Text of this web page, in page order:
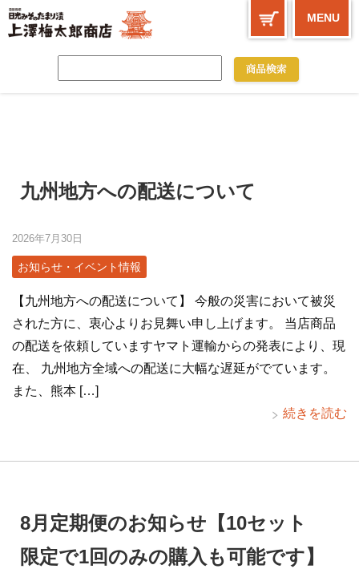
MENU
九州地方への配送について
2026年7月30日
お知らせ・イベント情報
【九州地方への配送について】 今般の災害において被災
された方に、衷心よりお見舞い申し上げます。 当店商品
の配送を依頼していますヤマト運輸からの発表により、現
在、 九州地方全域への配送に大幅な遅延がでています。
また、熊本 […]
続きを読む
8月定期便のお知らせ【10セット
限定で1回のみの購入も可能です】